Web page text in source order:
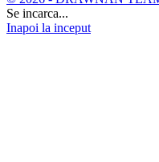
Se incarca...
Inapoi la inceput